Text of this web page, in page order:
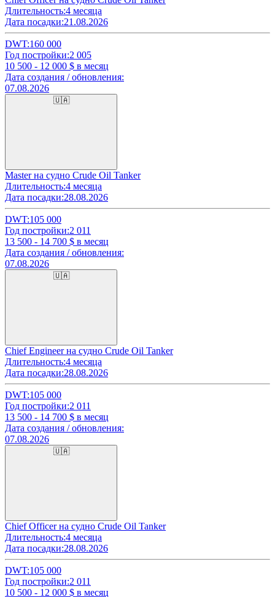
Длительность:4 месяца
Дата посадки:21.08.2026
DWT:160 000
Год постройки:2 005
10 500 - 12 000 $ в месяц
Дата создания / обновления:
07.08.2026
🇺🇦
Master на судно Crude Oil Tanker
Длительность:4 месяца
Дата посадки:28.08.2026
DWT:105 000
Год постройки:2 011
13 500 - 14 700 $ в месяц
Дата создания / обновления:
07.08.2026
🇺🇦
Chief Engineer на судно Crude Oil Tanker
Длительность:4 месяца
Дата посадки:28.08.2026
DWT:105 000
Год постройки:2 011
13 500 - 14 700 $ в месяц
Дата создания / обновления:
07.08.2026
🇺🇦
Chief Officer на судно Crude Oil Tanker
Длительность:4 месяца
Дата посадки:28.08.2026
DWT:105 000
Год постройки:2 011
10 500 - 12 000 $ в месяц